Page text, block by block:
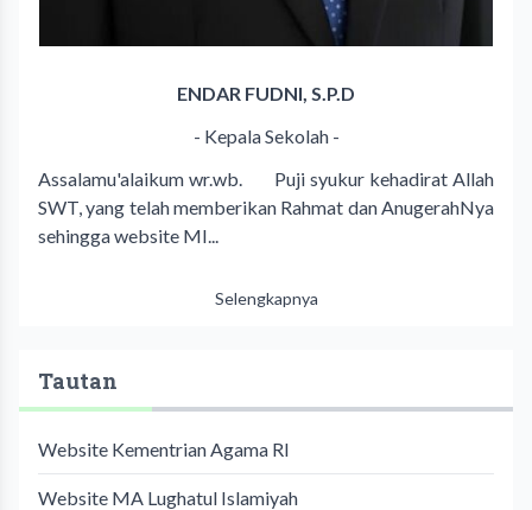
ENDAR FUDNI, S.P.D
- Kepala Sekolah -
Assalamu'alaikum wr.wb. Puji syukur kehadirat Allah
SWT, yang telah memberikan Rahmat dan AnugerahNya
sehingga website MI...
Selengkapnya
Tautan
Website Kementrian Agama RI
Website MA Lughatul Islamiyah